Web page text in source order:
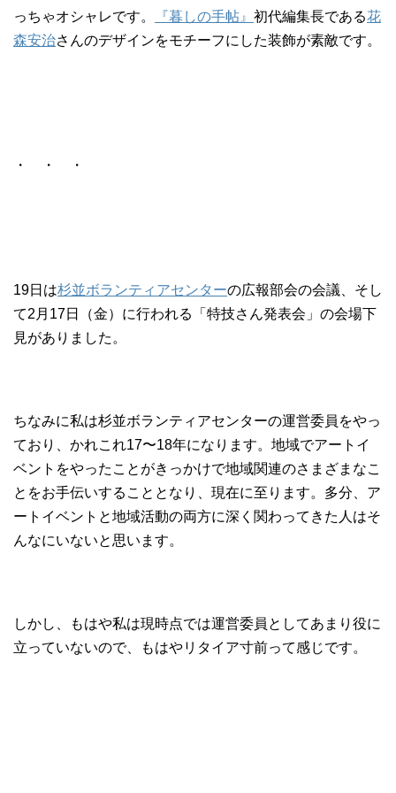
っちゃオシャレです。 『暮しの手帖』 初代編集長である花
森安治さんのデザインをモチーフにした装飾が素敵です。
・ ・ ・
19日は杉並ボランティアセンターの広報部会の会議、そし
て2月17日（金）に行われる「特技さん発表会」の会場下
見がありました。
ちなみに私は杉並ボランティアセンターの運営委員をやっ
ており、かれこれ17〜18年になります。地域でアートイ
ベントをやったことがきっかけで地域関連のさまざまなこ
とをお手伝いすることとなり、現在に至ります。多分、ア
ートイベントと地域活動の両方に深く関わってきた人はそ
んなにいないと思います。
しかし、もはや私は現時点では運営委員としてあまり役に
立っていないので、もはやリタイア寸前って感じです。